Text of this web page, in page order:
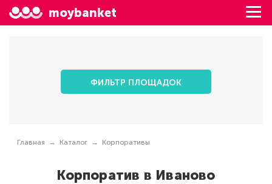
moybanket
ФИЛЬТР ПЛОЩАДОК
Главная Каталог Корпоративы
Корпоратив в Иваново